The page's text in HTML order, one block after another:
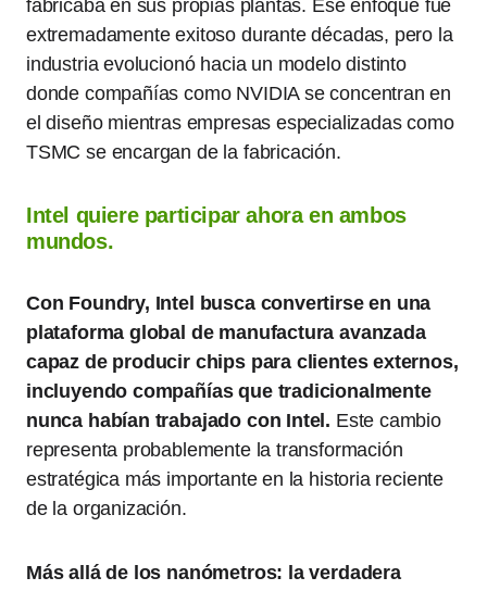
fabricaba en sus propias plantas. Ese enfoque fue
extremadamente exitoso durante décadas, pero la
industria evolucionó hacia un modelo distinto
donde compañías como NVIDIA se concentran en
el diseño mientras empresas especializadas como
TSMC se encargan de la fabricación.
Intel quiere participar ahora en ambos
mundos.
Con Foundry, Intel busca convertirse en una
plataforma global de manufactura avanzada
capaz de producir chips para clientes externos,
incluyendo compañías que tradicionalmente
nunca habían trabajado con Intel. Este cambio
representa probablemente la transformación
estratégica más importante en la historia reciente
de la organización.
Más allá de los nanómetros: la verdadera